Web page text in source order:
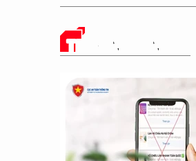
TRUYỀN THÔNG SỐ